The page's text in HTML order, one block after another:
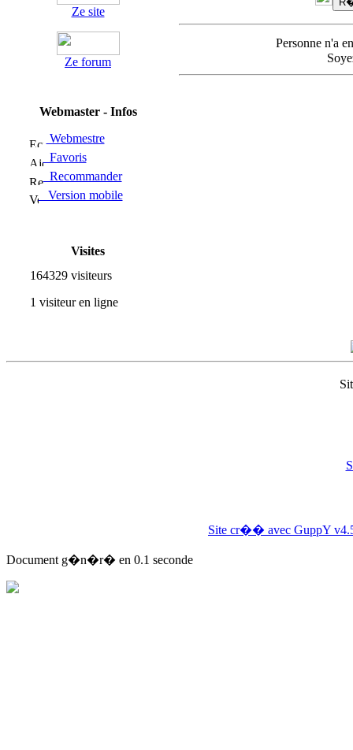
Ze site
Ze forum
Webmaster - Infos
Webmestre
Favoris
Recommander
Version mobile
Visites
164329 visiteurs
1 visiteur en ligne
Personne n'a
Site cr�� avec GuppY
Document g�n�r� en 0.1 seconde